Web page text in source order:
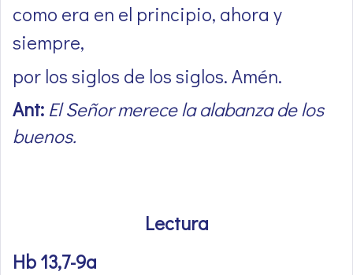
como era en el principio, ahora y
siempre,
por los siglos de los siglos. Amén.
Ant: El Señor merece la alabanza de los
buenos.
Lectura
Hb 13,7-9a